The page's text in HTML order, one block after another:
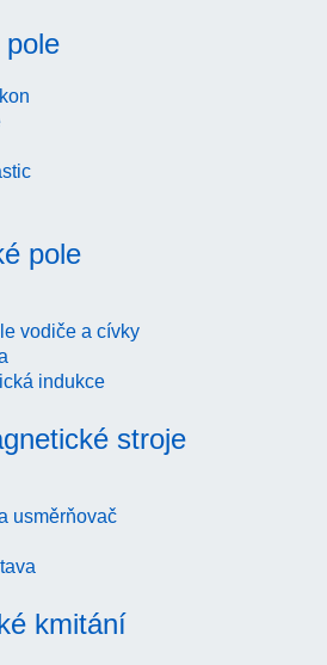
pole
pole
vodiče a cívky
indukce
stroje
usměrňovač
kmitání